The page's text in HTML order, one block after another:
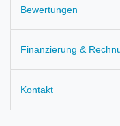
Bewertungen
Finanzierung &
Kontakt